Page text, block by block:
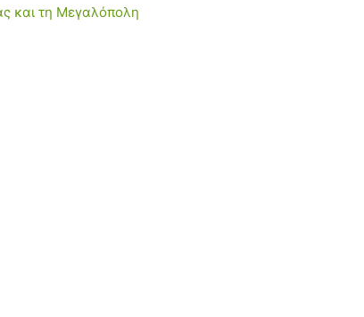
και τη Μεγαλόπολη